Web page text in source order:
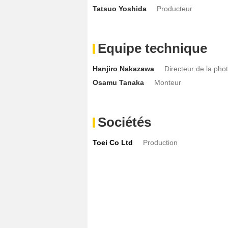
Tatsuo Yoshida Producteur
Equipe technique
Hanjiro Nakazawa
Directeur de la
Osamu Tanaka
Monteur
Sociétés
Toei Co Ltd Production